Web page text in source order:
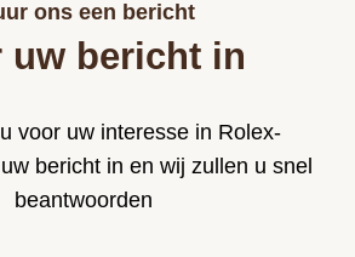
ons een bericht
uw bericht in
voor uw interesse in Rolex-
bericht in en wij zullen u snel
beantwoorden